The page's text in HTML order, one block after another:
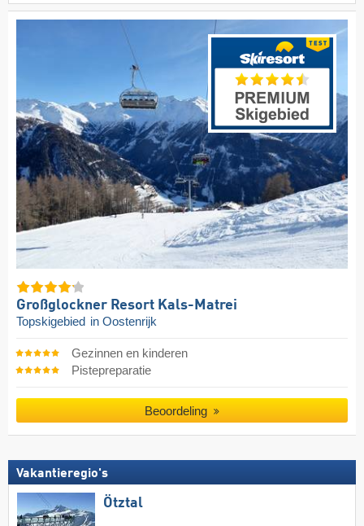
Großglockner Resort Kals-Matrei
Topskigebied in Oostenrijk
Gezinnen en kinderen
Pistepreparatie
Beoordeling
Vakantieregio's
Ötztal